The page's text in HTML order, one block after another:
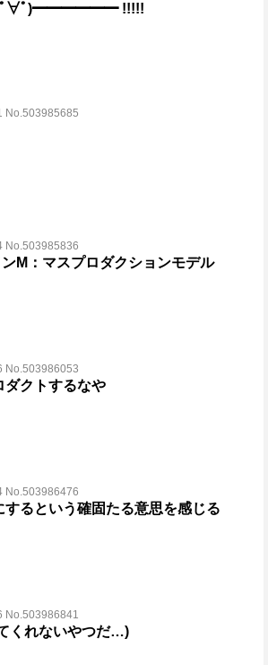
∀ﾟ)━━━━━━ !!!!!
No.503985685
No.503985836
M：マスプロダクションモデル
No.503986053
ダクトするなや
No.503986476
するという確固たる意思を感じる
No.503986841
くれないやつだ…)